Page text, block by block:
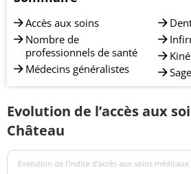
Accès aux soins
Nombre de
professionnels de santé
Médecins généralistes
Evolution de l’accès aux
Château
Evolution de l’indice d’accès aux soins